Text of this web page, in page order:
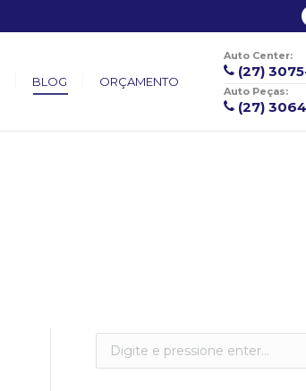
BLOG ORÇAMENTO
Auto Center:
(27)
Auto Peças:
(27)